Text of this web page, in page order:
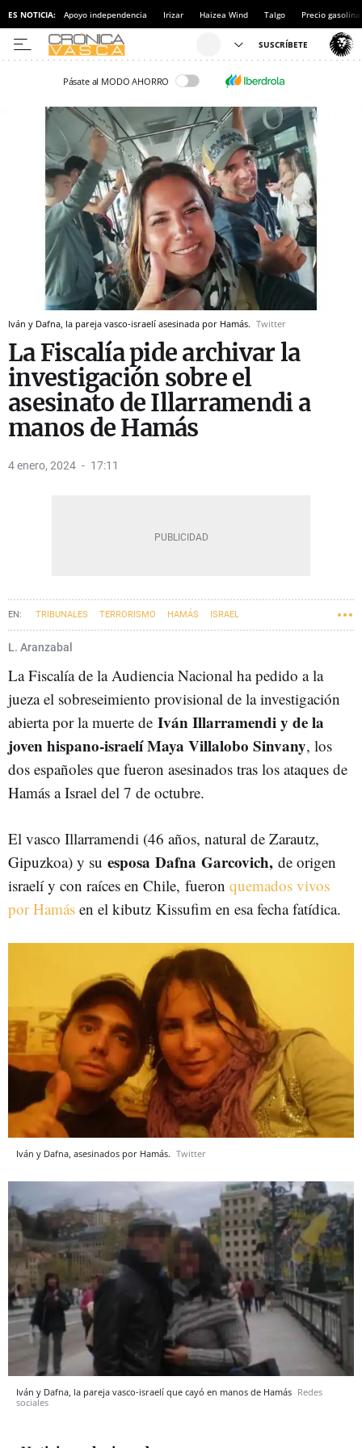
ES NOTICIA: Apoyo independencia Irizar Haizea Wind Talgo Precio gasolina
Pásate al MODO AHORRO
Iván y Dafna, la pareja vasco-israelí asesinada por Hamás. Twitter
La Fiscalía pide archivar la
investigación sobre el
asesinato de Illarramendi a
manos de Hamás
4 enero, 2024 17:11
TRIBUNALES TERRORISMO HAMÁS ISRAEL
L. Aranzabal
La Fiscalía de la Audiencia Nacional ha pedido a la
jueza el sobreseimiento provisional de la investigación
abierta por la muerte de Iván Illarramendi y de la
joven hispano-israelí Maya Villalobo Sinvany, los
dos españoles que fueron asesinados tras los ataques de
Hamás a Israel del 7 de octubre.
El vasco Illarramendi (46 años, natural de Zarautz,
Gipuzkoa) y su esposa Dafna Garcovich, de origen
israelí y con raíces en Chile, fueron quemados vivos
por Hamás en el kibutz Kissufim en esa fecha fatídica.
Iván y Dafna, asesinados por Hamás. Twitter
Iván y Dafna, la pareja vasco-israelí que cayó en manos de Hamás Redes
sociales